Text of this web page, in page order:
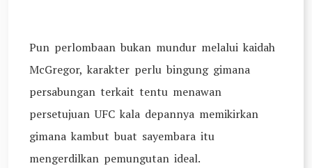
Pun perlombaan bukan mundur melalui kaidah
McGregor, karakter perlu bingung gimana
persabungan terkait tentu menawan
persetujuan UFC kala depannya memikirkan
gimana kambut buat sayembara itu
mengerdilkan pemungutan ideal.